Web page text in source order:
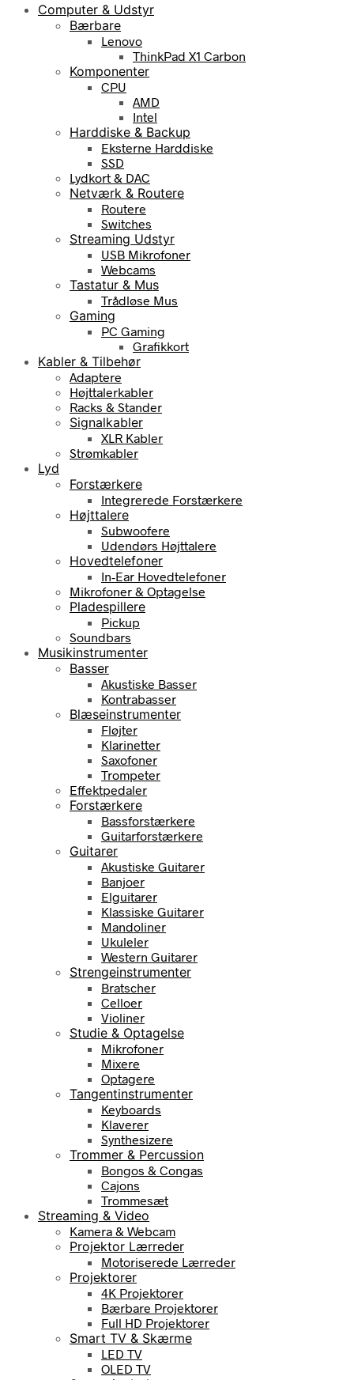
Computer & Udstyr
Bærbare
Lenovo
ThinkPad X1 Carbon
Komponenter
CPU
AMD
Intel
Harddiske & Backup
Eksterne Harddiske
SSD
Lydkort & DAC
Netværk & Routere
Routere
Switches
Streaming Udstyr
USB Mikrofoner
Webcams
Tastatur & Mus
Trådløse Mus
Gaming
PC Gaming
Grafikkort
Kabler & Tilbehør
Adaptere
Højttalerkabler
Racks & Stander
Signalkabler
XLR Kabler
Strømkabler
Lyd
Forstærkere
Integrerede Forstærkere
Højttalere
Subwoofere
Udendørs Højttalere
Hovedtelefoner
In-Ear Hovedtelefoner
Mikrofoner & Optagelse
Pladespillere
Pickup
Soundbars
Musikinstrumenter
Basser
Akustiske Basser
Kontrabasser
Blæseinstrumenter
Fløjter
Klarinetter
Saxofoner
Trompeter
Effektpedaler
Forstærkere
Bassforstærkere
Guitarforstærkere
Guitarer
Akustiske Guitarer
Banjoer
Elguitarer
Klassiske Guitarer
Mandoliner
Ukuleler
Western Guitarer
Strengeinstrumenter
Bratscher
Celloer
Violiner
Studie & Optagelse
Mikrofoner
Mixere
Optagere
Tangentinstrumenter
Keyboards
Klaverer
Synthesizere
Trommer & Percussion
Bongos & Congas
Cajons
Trommesæt
Streaming & Video
Kamera & Webcam
Projektor Lærreder
Motoriserede Lærreder
Projektorer
4K Projektorer
Bærbare Projektorer
Full HD Projektorer
Smart TV & Skærme
LED TV
OLED TV